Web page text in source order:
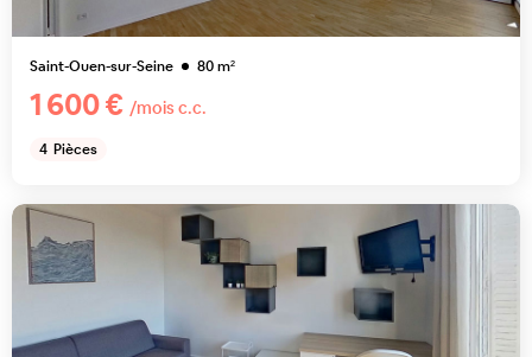
Saint-Ouen-sur-Seine 80m²
1 600 € /mois c.c.
4 Pièces